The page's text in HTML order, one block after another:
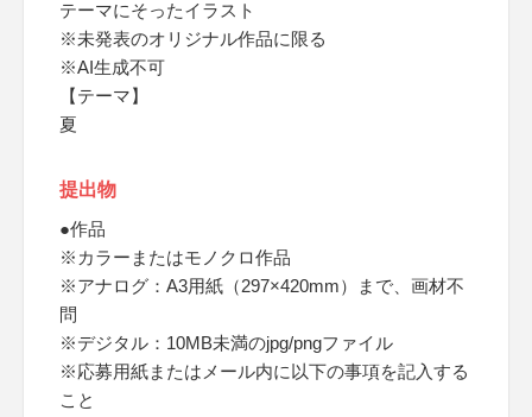
テーマにそったイラスト
※未発表のオリジナル作品に限る
※AI生成不可
【テーマ】
夏
提出物
●作品
※カラーまたはモノクロ作品
※アナログ：A3用紙（297×420mm）まで、画材不
問
※デジタル：10MB未満のjpg/pngファイル
※応募用紙またはメール内に以下の事項を記入する
こと